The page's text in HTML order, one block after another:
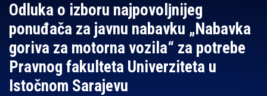
Odluka o izboru najpovolјnijeg
ponuđača za javnu nabavku „Nabavka
goriva za motorna vozila“ za potrebe
Pravnog fakulteta Univerziteta u
Istočnom Sarajevu